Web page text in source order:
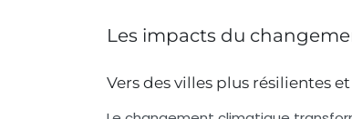
Les impacts du
Vers des villes plus résilientes